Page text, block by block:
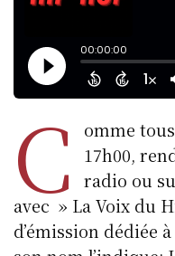
C
omme
17h00,
radio ou
avec » La Voix du
d’émission dédiée